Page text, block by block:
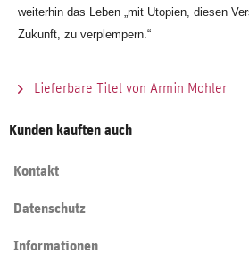
weiterhin das Leben „mit Utopien, diesen
Zukunft, zu verplempern.“
Lieferbare Titel von Armin Mohler
Kunden kauften auch
Kontakt
Datenschutz
Informationen